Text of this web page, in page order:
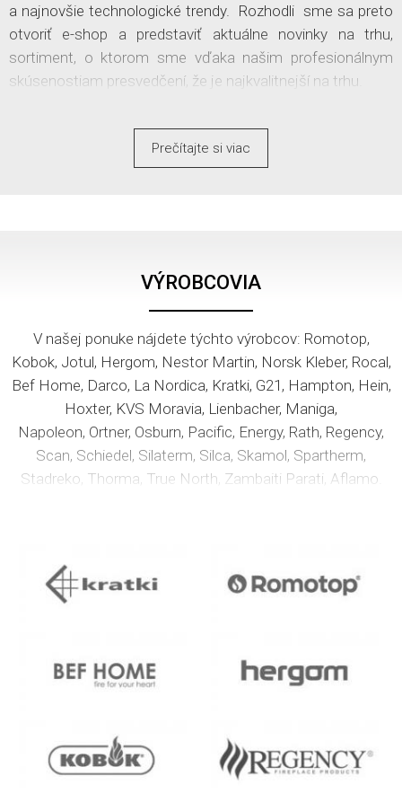
a najnovšie technologické trendy. Rozhodli sme sa preto
otvoriť e-shop a predstaviť aktuálne novinky na trhu,
sortiment, o ktorom sme vďaka našim profesionálnym
skúsenostiam presvedčení, že je najkvalitnejší na trhu.
Prečítajte si viac
VÝROBCOVIA
V našej ponuke nájdete týchto výrobcov: Romotop,
Kobok, Jotul, Hergom, Nestor Martin, Norsk Kleber, Rocal,
Bef Home, Darco, La Nordica, Kratki, G21, Hampton, Hein,
Hoxter, KVS Moravia, Lienbacher, Maniga,
Napoleon, Ortner, Osburn, Pacific, Energy, Rath, Regency,
Scan, Schiedel, Silaterm, Silca, Skamol, Spartherm,
Stadreko, Thorma, True North, Zambaiti Parati, Aflamo.